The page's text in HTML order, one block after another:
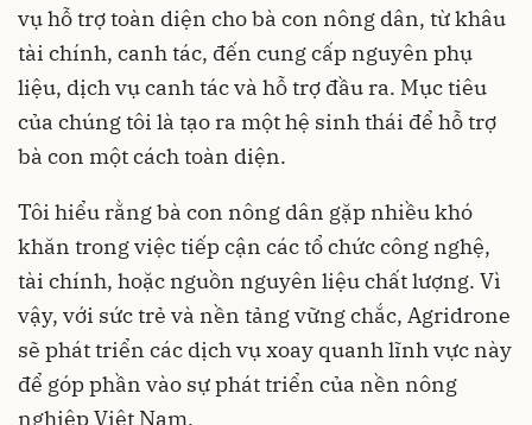
vụ hỗ trợ toàn diện cho bà con nông dân, từ khâu
tài chính, canh tác, đến cung cấp nguyên phụ
liệu, dịch vụ canh tác và hỗ trợ đầu ra. Mục tiêu
của chúng tôi là tạo ra một hệ sinh thái để hỗ trợ
bà con một cách toàn diện.
Tôi hiểu rằng bà con nông dân gặp nhiều khó
khăn trong việc tiếp cận các tổ chức công nghệ,
tài chính, hoặc nguồn nguyên liệu chất lượng. Vì
vậy, với sức trẻ và nền tảng vững chắc, Agridrone
sẽ phát triển các dịch vụ xoay quanh lĩnh vực này
để góp phần vào sự phát triển của nền nông
nghiệp Việt Nam.